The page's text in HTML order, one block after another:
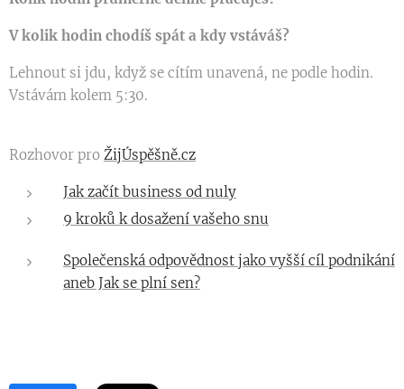
V kolik hodin chodíš spát a kdy vstáváš?
Lehnout si jdu, když se cítím unavená, ne podle hodin.
Vstávám kolem 5:30.
Rozhovor pro ŽijÚspěšně.cz
Jak začít business od nuly
9 kroků k dosažení vašeho snu
Společenská odpovědnost jako vyšší cíl podnikání
aneb Jak se plní sen?